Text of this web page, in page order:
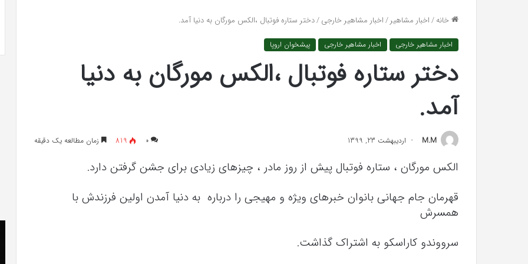
خانه/اخبار مشاهیر/اخبار مشاهیر خارجی/دختر ستاره فوتبال ،الکس مورگان به دنیا آمد.
اخبار مشاهیر خارجی اخبار مشاهیر خارجی پیشخوان اروپا
دختر ستاره فوتبال ،الکس مورگان به دنیا
آمد.
M.M اردیبهشت 23, 1399 ۰ 819 زمان مطالعه یک دقیقه
الکس مورگان ، ستاره فوتبال پیش از روز مادر ، چیزهای زیادی برای جشن گرفتن دارد.
قهرمان جام جهانی بانوان خبرهای ویژه و مهیجی را درباره به دنیا آمدن اولین فرزندش با
همسرش
سرووندو کاراسکو به اشتراک گذاشت.
را
در
دادگاه
می‌دهم»
«پاسخ افتراها را در دادگاه می‌دهم»
جنسی
این